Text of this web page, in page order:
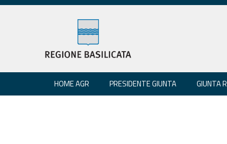
HOME AGR PRESIDENTE GIUNTA GIUNTA